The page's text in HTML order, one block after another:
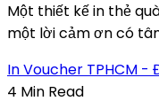
Một thiết kế in thẻ
một lời cảm ơn có
In Voucher TPHCM -
4 Min Read